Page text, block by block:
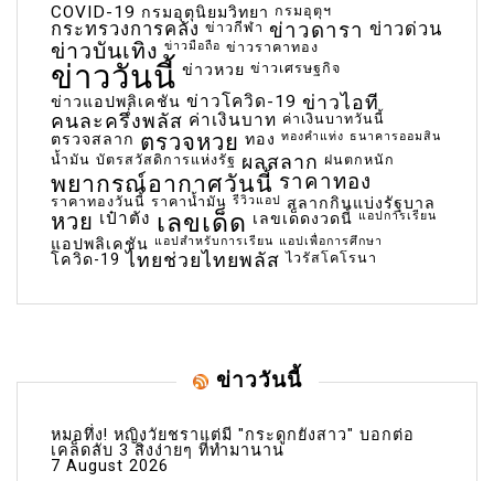
COVID-19 กรมอุตุนิยมวิทยา กรมอุตุฯ
กระทรวงการคลัง ข่าวกีฬา ข่าวดารา ข่าวด่วน
ข่าวบันเทิง ข่าวมือถือ ข่าวราคาทอง
ข่าววันนี้ ข่าวหวย ข่าวเศรษฐกิจ
ข่าวแอปพลิเคชัน ข่าวโควิด-19 ข่าวไอที
คนละครึ่งพลัส ค่าเงินบาท ค่าเงินบาทวันนี้
ตรวจสลาก ตรวจหวย ทอง ทองคำแท่ง ธนาคารออมสิน
น้ำมัน บัตรสวัสดิการแห่งรัฐ ผลสลาก ฝนตกหนัก
พยากรณ์อากาศวันนี้ ราคาทอง
ราคาทองวันนี้ ราคาน้ำมัน รีวิวแอป สลากกินแบ่งรัฐบาล
หวย เป๋าตัง เลขเด็ด เลขเด็ดงวดนี้ แอปการเรียน
แอปพลิเคชัน แอปสำหรับการเรียน แอปเพื่อการศึกษา
โควิด-19 ไทยช่วยไทยพลัส ไวรัสโคโรนา
ข่าววันนี้
หมอทึ่ง! หญิงวัยชราแต่มี "กระดูกยังสาว" บอกต่อ
เคล็ดลับ 3 สิ่งง่ายๆ ที่ทำมานาน
7 August 2026